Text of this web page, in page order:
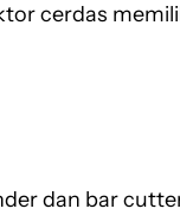
cerdas
dan bar